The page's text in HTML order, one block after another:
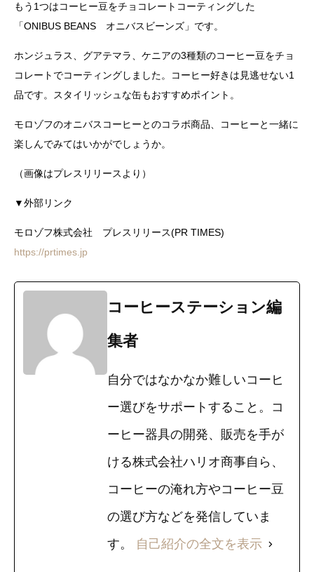
もう1つはコーヒー豆をチョコレートコーティングした
「ONIBUS BEANS オニバスビーンズ」です。
ホンジュラス、グアテマラ、ケニアの3種類のコーヒー豆をチョ
コレートでコーティングしました。コーヒー好きは見逃せない1
品です。スタイリッシュな缶もおすすめポイント。
モロゾフのオニバスコーヒーとのコラボ商品、コーヒーと一緒に
楽しんでみてはいかがでしょうか。
（画像はプレスリリースより）
▼外部リンク
モロゾフ株式会社 プレスリリース(PR TIMES)
https://prtimes.jp
コーヒーステーション編
集者
自分ではなかなか難しいコーヒ
ー選びをサポートすること。コ
ーヒー器具の開発、販売を手が
ける株式会社ハリオ商事自ら、
コーヒーの淹れ方やコーヒー豆
の選び方などを発信していま
す。 自己紹介の全文を表示